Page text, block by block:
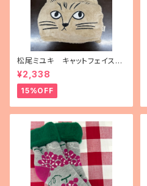
松尾ミユキ キャットフェイスブ
ランケット
¥2,338
15%OFF